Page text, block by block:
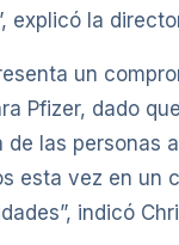
explicó la
un
Pfizer, dado
las
esta vez en
indicó